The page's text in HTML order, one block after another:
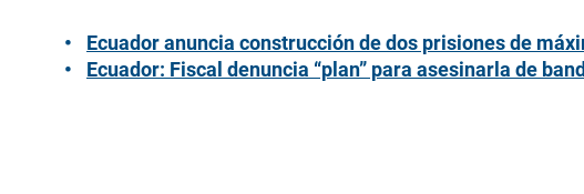
Ecuador anuncia construcción de dos prisiones de
Ecuador: Fiscal denuncia “plan” para asesinarla de